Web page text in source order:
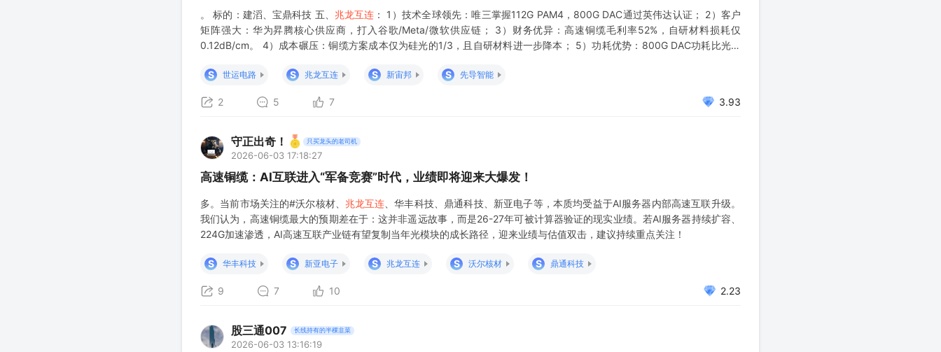
。 标的：建滔、宝鼎科技 五、 兆龙互连 ： 1）技术全球领先：唯三掌握112G PAM4，800G DAC通过英伟达认证； 2）客户
矩阵强大：华为昇腾核心供应商，打入谷歌/Meta/微软供应链； 3）财务优异：高速铜缆毛利率52%，自研材料损耗仅
0.12dB/cm。 4）成本碾压：铜缆方案成本仅为硅光的1/3，且自研材料进一步降本； 5）功耗优势：800G DAC功耗比光模
S
世运电路 S 兆龙互连 S 新宙邦 S 先导智能
2 5 7 3.93
守正出奇！ 只买龙头的老司机
2026-06-03 17:18:27
高速铜缆：AI互联进入“军备竞赛”时代，业绩即将迎来大爆发！
多。当前市场关注的#沃尔核材、 兆龙互连 、华丰科技、鼎通科技、新亚电子等，本质均受益于AI服务器内部高速互联升级。
我们认为，高速铜缆最大的预期差在于：这并非遥远故事，而是26-27年可被计算器验证的现实业绩。若AI服务器持续扩容、
224G加速渗透，AI高速互联产业链有望复制当年光模块的成长路径，迎来业绩与估值双击，建议持续重点关注！
S 华丰科技 S 新亚电子 S 兆龙互连 S 沃尔核材 S 鼎通科技
9 7 10 2.23
股三通007 长线持有的半棵韭菜
2026-06-03 13:16:19